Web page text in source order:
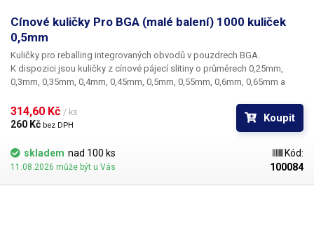
Cínové kuličky Pro BGA (malé balení) 1000 kuliček
0,5mm
Kuličky pro reballing integrovaných obvodů v pouzdrech BGA.
K dispozici jsou kuličky z cínové pájecí slitiny o průměrech 0,25mm,
0,3mm, 0,35mm, 0,4mm, 0,45mm, 0,5mm, 0,55mm, 0,6mm, 0,65mm a
BGA mřížky pro překuličkování. Ampule obsahuje vždy 1000 kusů
kuliček o daném průměru.
314,60 Kč / ks
260 Kč bez DPH
Koupit
skladem nad 100 ks
11.08.2026 může být u Vás
Kód:
100084